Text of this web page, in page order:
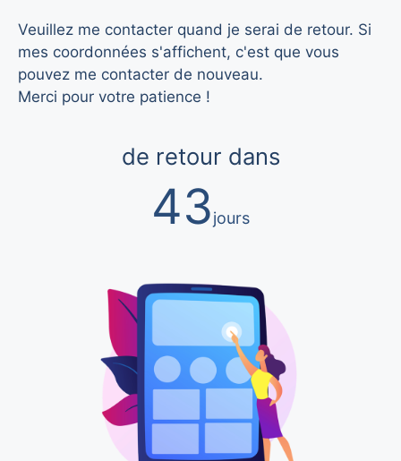
Veuillez me contacter quand je serai de retour. Si
mes coordonnées s'affichent, c'est que vous
pouvez me contacter de nouveau.
Merci pour votre patience !
43jours